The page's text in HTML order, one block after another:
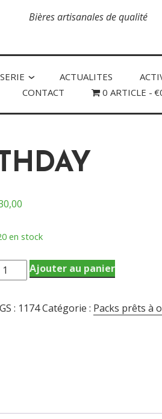
Bières artisanales de qualité
ACTUALITES
CONTACT
0 ARTICLE
en stock
Ajouter au panier
: 1174Catégorie : Packs prêts à